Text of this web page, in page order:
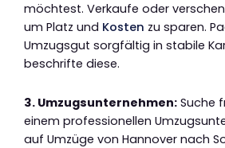
möchtest. Verkaufe oder
um Platz und Kosten zu sparen.
Umzugsgut sorgfältig in stabile
beschrifte diese.
3. Umzugsunternehmen: Suche
einem professionellen
auf Umzüge von Hannover nach